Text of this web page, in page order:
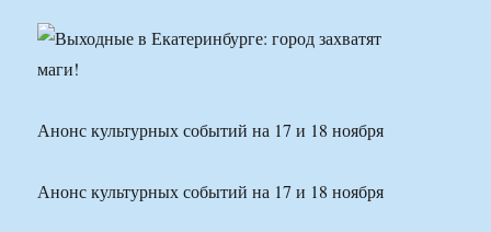
Анонс культурных событий на 17 и 18 ноября
Анонс культурных событий на 17 и 18 ноября